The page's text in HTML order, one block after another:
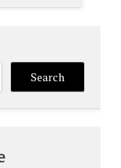
Search